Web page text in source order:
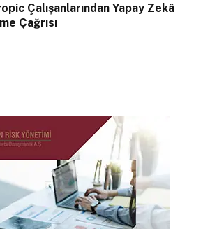
Çalışanlarından Yapay Zekâ
Çağrısı